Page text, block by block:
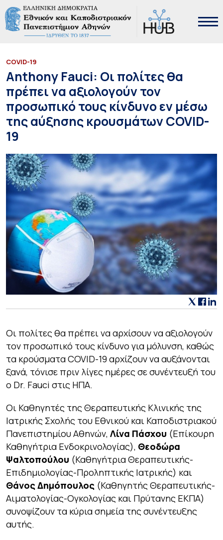
COVID-19
Anthony Fauci: Οι πολίτες θα
πρέπει να αξιολογούν τον
προσωπικό τους κίνδυνο εν μέσω
της αύξησης κρουσμάτων COVID-
19
Οι πολίτες θα πρέπει να αρχίσουν να αξιολογούν
τον προσωπικό τους κίνδυνο για μόλυνση, καθώς
τα κρούσματα COVID-19 αρχίζουν να αυξάνονται
ξανά, τόνισε πριν λίγες ημέρες σε συνέντευξή του
ο Dr. Fauci στις ΗΠΑ.
Οι Καθηγητές της Θεραπευτικής Κλινικής της
Ιατρικής Σχολής του Εθνικού και Καποδιστριακού
Πανεπιστημίου Αθηνών, Λίνα Πάσχου (Επίκουρη
Καθηγήτρια Ενδοκρινολογίας), Θεοδώρα
Ψαλτοπούλου (Καθηγήτρια Θεραπευτικής-
Επιδημιολογίας-Προληπτικής Ιατρικής) και
Θάνος Δημόπουλος (Καθηγητής Θεραπευτικής-
Αιματολογίας-Ογκολογίας και Πρύτανης ΕΚΠΑ)
συνοψίζουν τα κύρια σημεία της συνέντευξης
αυτής.